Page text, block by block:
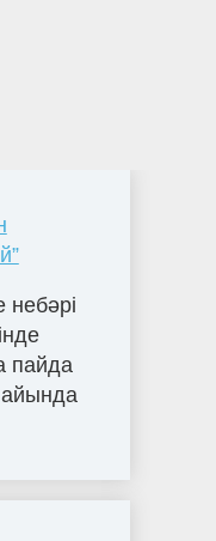
небәрі
пайда